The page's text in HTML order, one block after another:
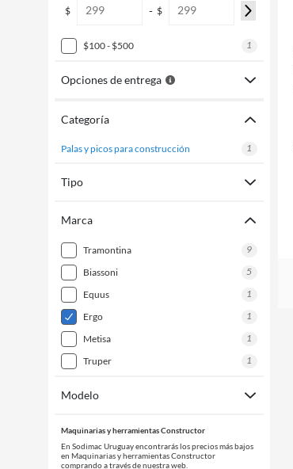
$ - $
$100 - $500 1
Opciones de entrega
Categoría
palas y picos para construcción 1
Tipo
Marca
tramontina
9
biassoni
5
equus
1
ergo
1
metisa
1
truper
1
Modelo
Maquinarias y herramientas Constructor
En Sodimac Uruguay encontrarás los precios más bajos
en Maquinarias y herramientas Constructor
comprando a través de nuestra web.